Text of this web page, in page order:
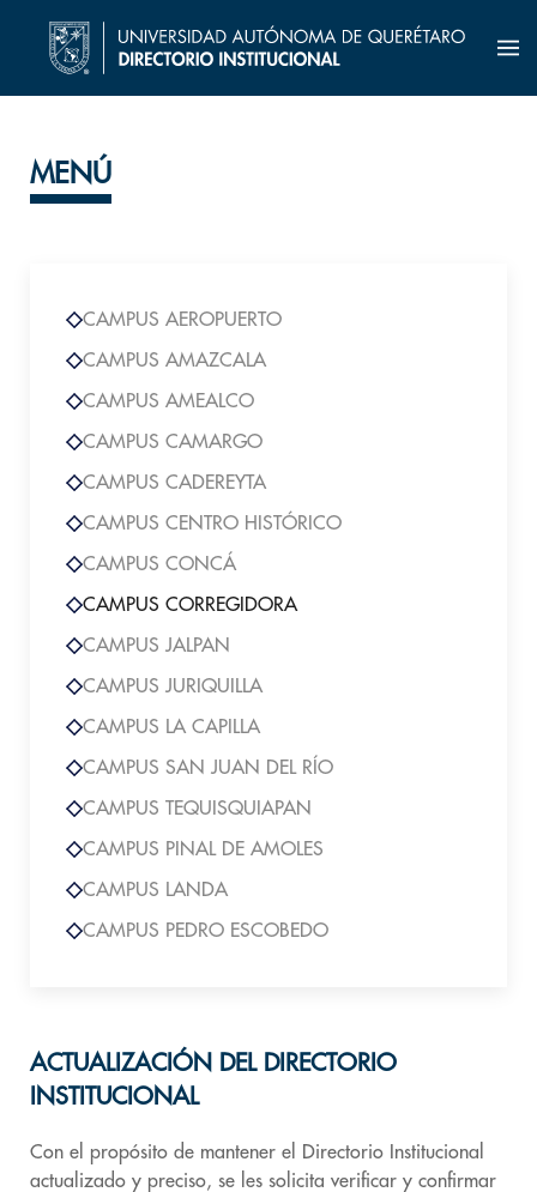
MENÚ
CAMPUS AEROPUERTO
CAMPUS AMAZCALA
CAMPUS AMEALCO
CAMPUS CAMARGO
CAMPUS CADEREYTA
CAMPUS CENTRO HISTÓRICO
CAMPUS CONCÁ
CAMPUS CORREGIDORA
CAMPUS JALPAN
CAMPUS JURIQUILLA
CAMPUS LA CAPILLA
CAMPUS SAN JUAN DEL RÍO
CAMPUS TEQUISQUIAPAN
CAMPUS PINAL DE AMOLES
CAMPUS LANDA
CAMPUS PEDRO ESCOBEDO
ACTUALIZACIÓN DEL DIRECTORIO
INSTITUCIONAL
Con el propósito de mantener el Directorio Institucional
actualizado y preciso, se les solicita verificar y confirmar